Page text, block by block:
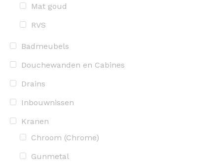
Mat goud
RVS
Badmeubels
Douchewanden en Cabines
Drains
Inbouwnissen
Kranen
Chroom (Chrome)
Gunmetal